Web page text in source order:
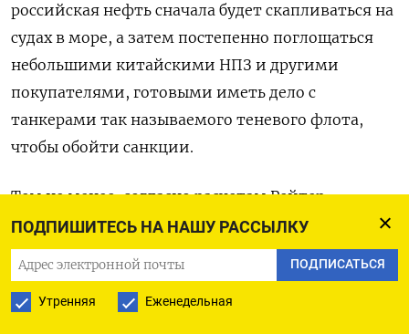
ПОДПИШИТЕСЬ НА НАШУ РАССЫЛКУ
ПОДПИСАТЬСЯ
Утренняя Еженедельная
российская нефть сначала будет скапливаться на
судах в море, а затем постепенно поглощаться
небольшими китайскими НПЗ и другими
покупателями, готовыми иметь дело с
танкерами так называемого теневого флота,
чтобы обойти санкции.
Тем не менее, согласно расчетам Рейтер,
решение Трампа способно привести к
исчезновению как минимум 1,5 миллиона
баррелей в сутки с части рынка, соблюдающей
санкционный режим.